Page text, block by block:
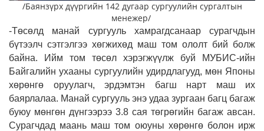
/Баянзүрх дүүргийн 142 дугаар сургуулийн сургалтын
менежер/
-Төсөлд манай сургууль хамрагдсанаар сурагчдын
бүтээлч сэтгэлгээ хөгжихөд маш том ололт бий болж
байна. Ийм том төсөл хэрэгжүүлж буй МУБИС-ийн
Байгалийн ухааны сургуулийн удирдлагууд, мөн Японы
хөрөнгө оруулагч, эрдэмтэн багш нарт маш их
баярлалаа. Манай сургууль энэ удаа зургаан багц багаж
буюу мөнгөн дүнгээрээ 3.8 сая төгрөгийн багаж авсан.
Сурагчдад маань маш том оюуны хөрөнгө болон ирж